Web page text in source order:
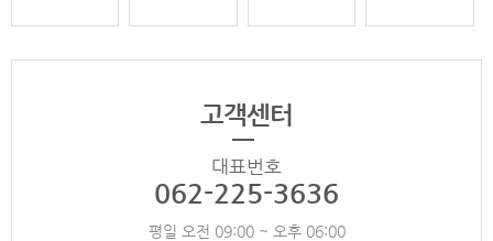
고객센터
대표번호
062-225-3636
평일 오전 09:00 ~ 오후 06:00